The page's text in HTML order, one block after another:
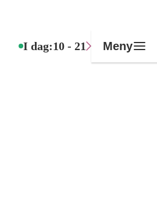
I dag:10 - 21 Meny